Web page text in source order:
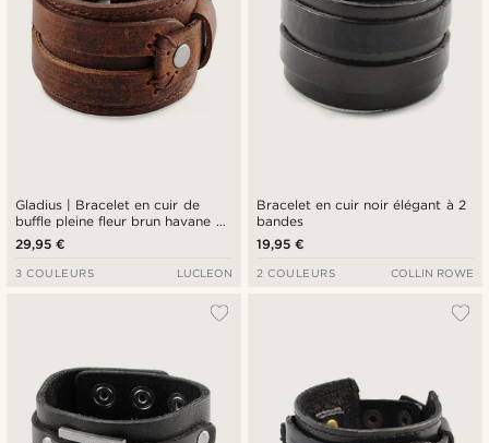
Gladius | Bracelet en cuir de
buffle pleine fleur brun havane à
bouton-pression
29,95 €
3 COULEURS LUCLEON
Bracelet en cuir noir élégant à 2
bandes
19,95 €
2 COULEURS COLLIN ROWE